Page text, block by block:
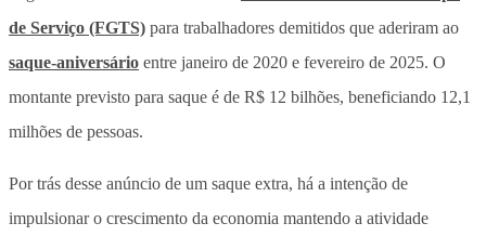
de Serviço (FGTS) para trabalhadores demitidos que aderiram ao
saque-aniversário entre janeiro de 2020 e fevereiro de 2025. O
montante previsto para saque é de R$ 12 bilhões, beneficiando 12,1
milhões de pessoas.
Por trás desse anúncio de um saque extra, há a intenção de
impulsionar o crescimento da economia mantendo a atividade